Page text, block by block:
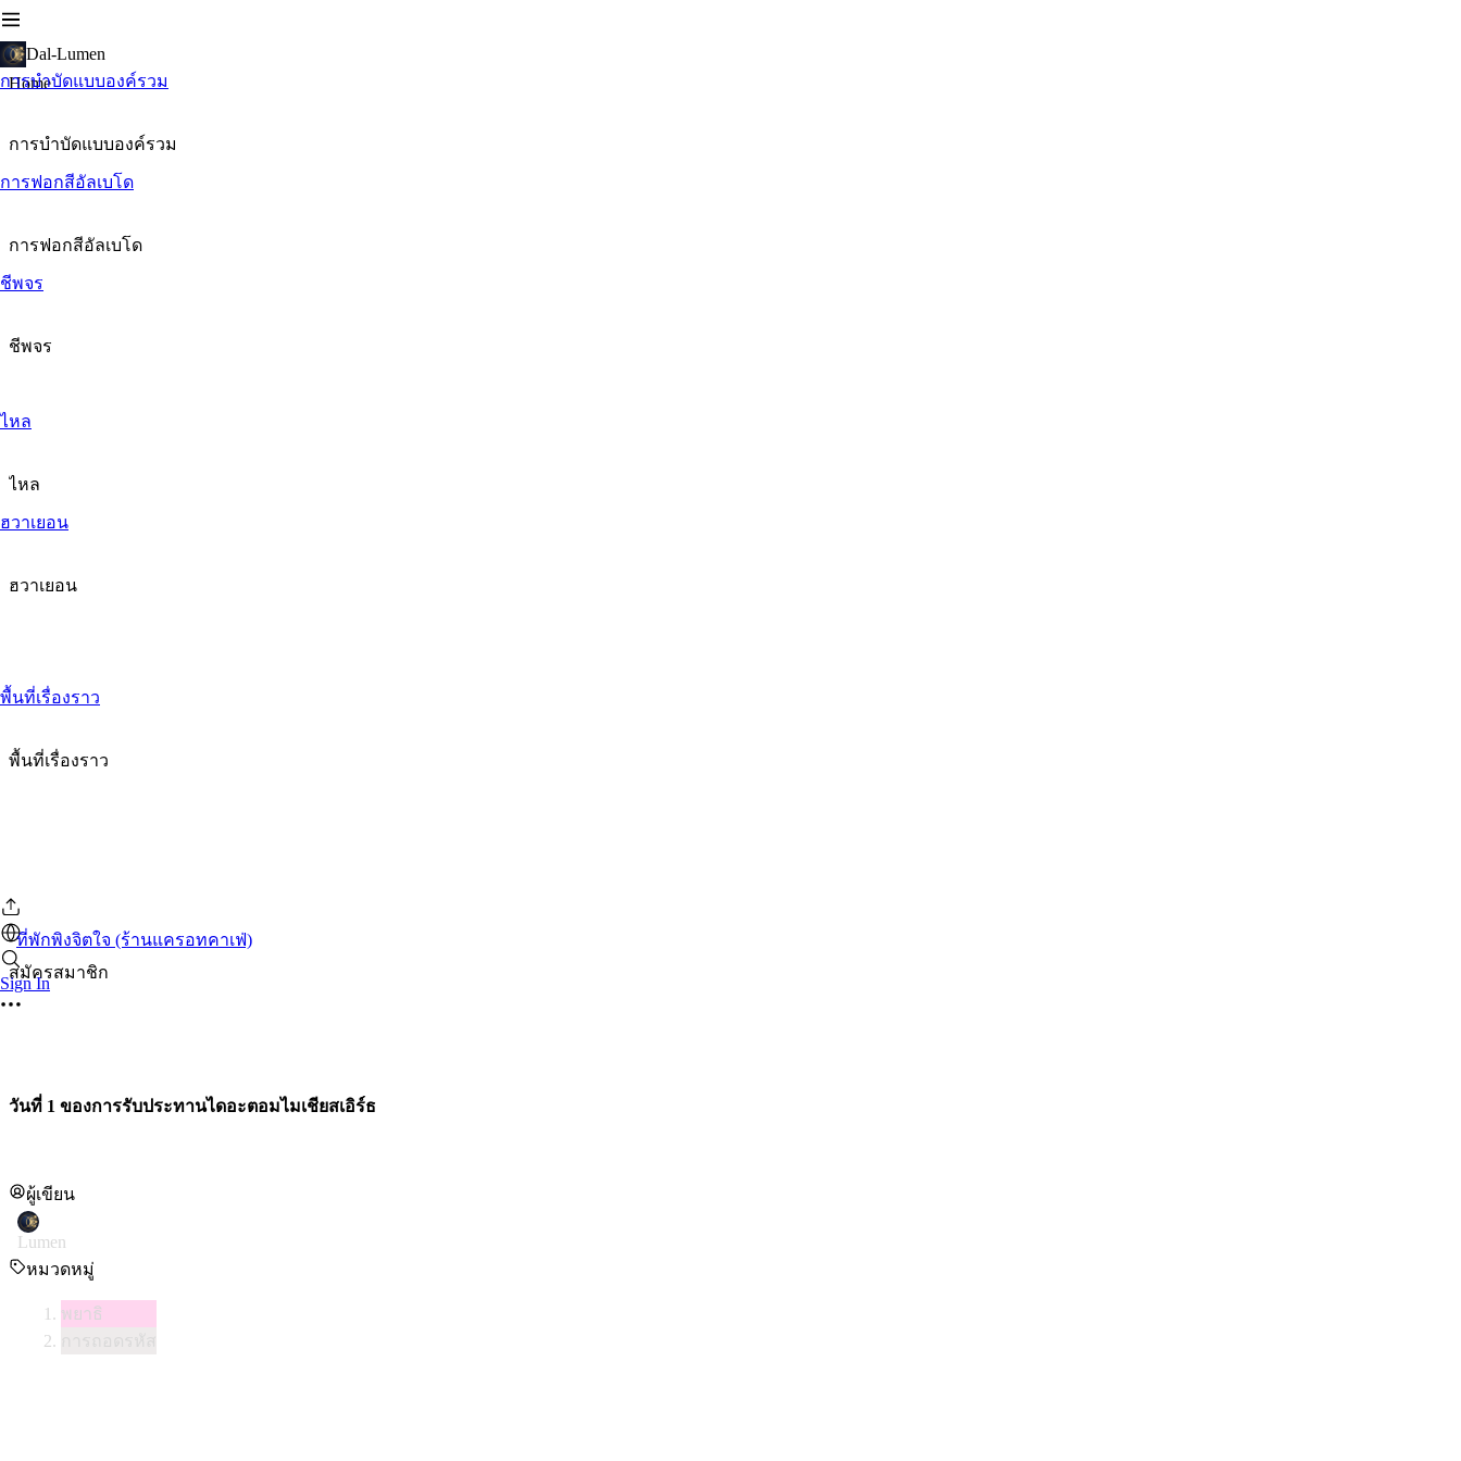
Dal-Lumen
การบำบัดแบบองค์รวม
การฟอกสีอัลเบโด
ชีพจร
ไหล
ฮวาเยอน
พื้นที่เรื่องราว
Sign In
Home
การบำบัดแบบองค์รวม
การฟอกสีอัลเบโด
ชีพจร
ไหล
ฮวาเยอน
พื้นที่เรื่องราว
ที่พักพิงจิตใจ (ร้านแครอทคาเฟ่)
สมัครสมาชิก
วันที่ 1 ของการรับประทานไดอะตอมไมเชียสเอิร์ธ
ผู้เขียน
Lumen
หมวดหมู่
พยาธิ